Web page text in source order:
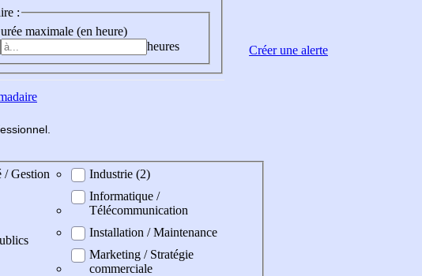
:
maximale (en heure)
heures
/ Gestion
Industrie (2)
Informatique /
Télécommunication
Installation / Maintenance
Marketing / Stratégie
commerciale
Créer une alerte